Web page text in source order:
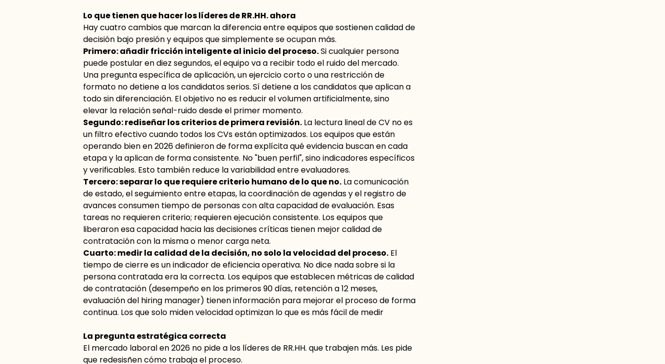
Lo que tienen que hacer los líderes de RR.HH. ahora
Hay cuatro cambios que marcan la diferencia entre equipos que sostienen calidad de
decisión bajo presión y equipos que simplemente se ocupan más.
Primero: añadir fricción inteligente al inicio del proceso.Si cualquier persona
puede postular en diez segundos, el equipo va a recibir todo el ruido del mercado.
Una pregunta específica de aplicación, un ejercicio corto o una restricción de
formato no detiene a los candidatos serios. Sí detiene a los candidatos que aplican a
todo sin diferenciación. El objetivo no es reducir el volumen artificialmente, sino
elevar la relación señal-ruido desde el primer momento.
Segundo: rediseñar los criterios de primera revisión. La lectura lineal de CV no es
un filtro efectivo cuando todos los CVs están optimizados. Los equipos que están
operando bien en 2026 definieron de forma explícita qué evidencia buscan en cada
etapa y la aplican de forma consistente. No "buen perfil", sino indicadores específicos
y verificables. Esto también reduce la variabilidad entre evaluadores.
Tercero: separar lo que requiere criterio humano de lo que no. La comunicación
de estado, el seguimiento entre etapas, la coordinación de agendas y el registro de
avances consumen tiempo de personas con alta capacidad de evaluación. Esas
tareas no requieren criterio; requieren ejecución consistente. Los equipos que
liberaron esa capacidad hacia las decisiones críticas tienen mejor calidad de
contratación con la misma o menor carga neta.
Cuarto: medir la calidad de la decisión, no solo la velocidad del proceso. El
tiempo de cierre es un indicador de eficiencia operativa. No dice nada sobre si la
persona contratada era la correcta. Los equipos que establecen métricas de calidad
de contratación (desempeño en los primeros 90 días, retención a 12 meses,
evaluación del hiring manager) tienen información para mejorar el proceso de forma
continua. Los que solo miden velocidad optimizan lo que es más fácil de medir
La pregunta estratégica correcta
El mercado laboral en 2026 no pide a los líderes de RR.HH. que trabajen más. Les pide
que redesisñen cómo trabaja el proceso.